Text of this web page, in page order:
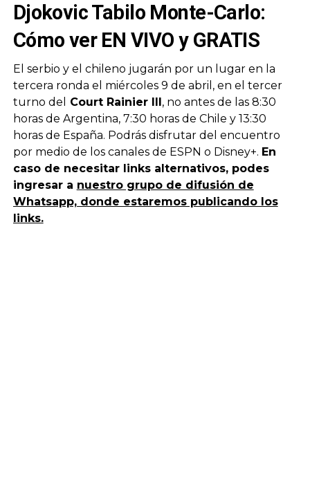
Djokovic Tabilo Monte-Carlo:
Cómo ver EN VIVO y GRATIS
El serbio y el chileno jugarán por un lugar en la
tercera ronda el miércoles 9 de abril, en el tercer
turno del
Court Rainier III, no antes de las 8:30
horas de Argentina, 7:30 horas de Chile y 13:30
horas de España. Podrás disfrutar del encuentro
por medio de los canales de ESPN o Disney+. En
caso de necesitar links alternativos, podes
ingresar a nuestro grupo de difusión de
Whatsapp, donde estaremos publicando los
links.